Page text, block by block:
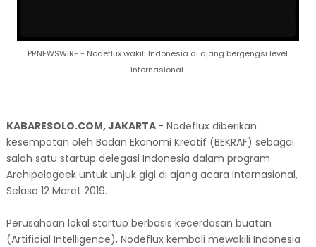
PRNEWSWIRE - Nodeflux wakili Indonesia di ajang bergengsi level
internasional.
KABARESOLO.COM, JAKARTA - Nodeflux diberikan
kesempatan oleh Badan Ekonomi Kreatif (BEKRAF) sebagai
salah satu startup delegasi Indonesia dalam program
Archipelageek untuk unjuk gigi di ajang acara Internasional,
Selasa 12 Maret 2019.
Perusahaan lokal startup berbasis kecerdasan buatan
(Artificial Intelligence), Nodeflux kembali mewakili Indonesia